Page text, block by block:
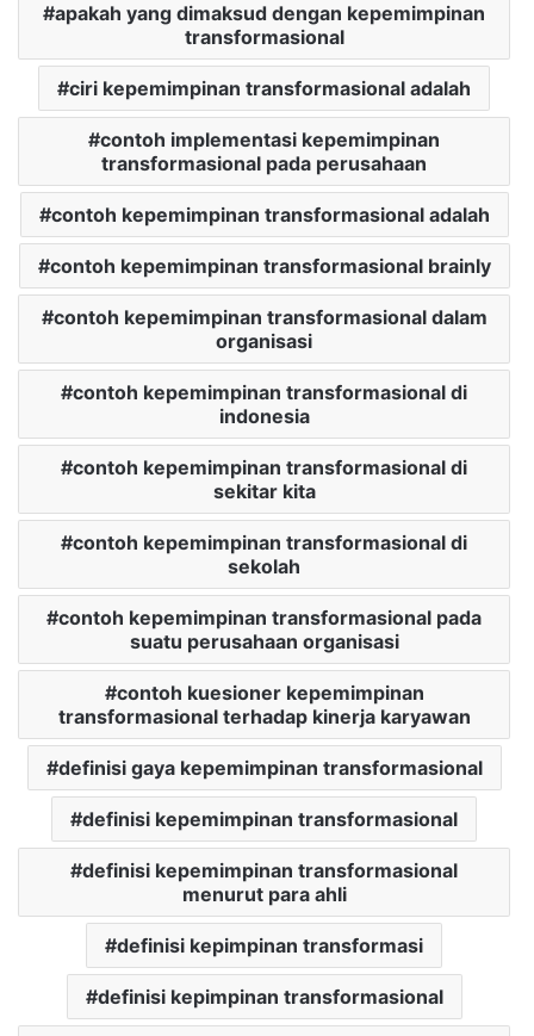
apakah yang dimaksud dengan kepemimpinan
transformasional
ciri kepemimpinan transformasional adalah
contoh implementasi kepemimpinan
transformasional pada perusahaan
contoh kepemimpinan transformasional adalah
contoh kepemimpinan transformasional brainly
contoh kepemimpinan transformasional dalam
organisasi
contoh kepemimpinan transformasional di
indonesia
contoh kepemimpinan transformasional di
sekitar kita
contoh kepemimpinan transformasional di
sekolah
contoh kepemimpinan transformasional pada
suatu perusahaan organisasi
contoh kuesioner kepemimpinan
transformasional terhadap kinerja karyawan
definisi gaya kepemimpinan transformasional
definisi kepemimpinan transformasional
definisi kepemimpinan transformasional
menurut para ahli
definisi kepimpinan transformasi
definisi kepimpinan transformasional